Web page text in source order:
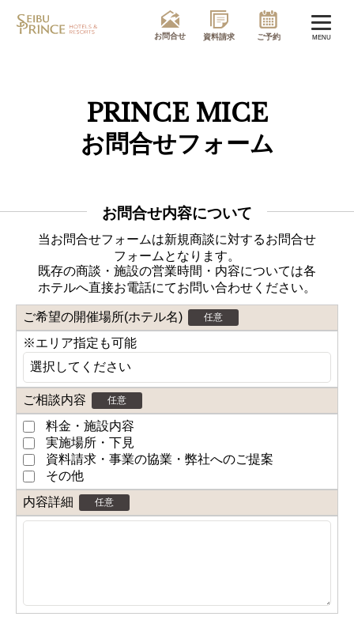
MENU
PRINCE MICE
お問合せフォーム
お問合せ内容について
当お問合せフォームは新規商談に対するお問合せ
フォームとなります。
既存の商談・施設の営業時間・内容については各
ホテルへ直接お電話にてお問い合わせください。
ご希望の開催場所(ホテル名) 任意
※エリア指定も可能
ご相談内容 任意
料金・施設内容
実施場所・下見
資料請求・事業の協業・弊社へのご提案
その他
内容詳細
任意